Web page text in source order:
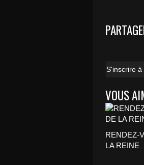
S'inscrire à
VOUS
RENDEZ-
LA REINE